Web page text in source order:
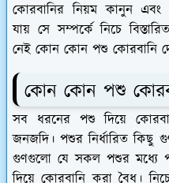
কোরবানির নিয়ম কানুন
যায় সে সম্পর্কে নিচে
নেই কোন কোন পশু কোরবানি
কোন কোন পশু
সব ধরনের পশু দিয়ে
জনজদি। পশুর নির্ধারিত কিছু
গুণগুলো যে সকল পশুর মধ্যে
দিয়ে কোরবানি করা বৈধ।